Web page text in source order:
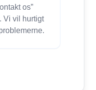
os”
Vi vil hurtigt